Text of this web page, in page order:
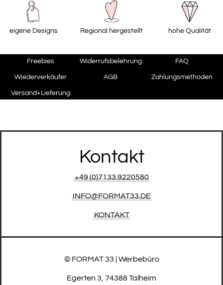
eigene Designs Regional hergestellt hohe Qualität
Freebies Widerrufsbelehrung FAQ
Wiederverkäufer AGB Zahlungsmethoden
Versand+Lieferung
Kontakt
+49 (0)7133.9220580
INFO@FORMAT33.DE
KONTAKT
© FORMAT 33 | Werbebüro
Egerten 3, 74388 Talheim